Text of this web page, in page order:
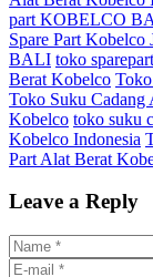
part KOBELCO
Spare Part Kobelco
BALI toko
Berat Kobelco
Toko Suku Cadang
Kobelco toko suku
Kobelco Indonesia
Part Alat Berat
Leave a Reply